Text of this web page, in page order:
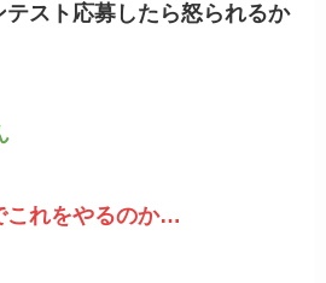
テスト応募したら怒られるか
これをやるのか…